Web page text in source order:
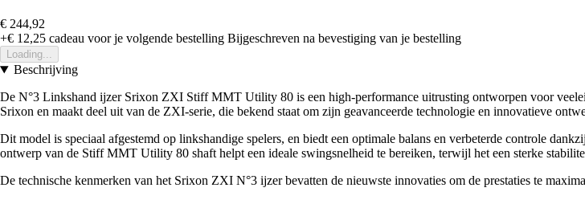
€ 244,92
+€ 12,25 cadeau voor je volgende bestelling Bijgeschreven na bevestiging van je bestelling
Loading...
Beschrijving
De N°3 Linkshand ijzer Srixon ZXI Stiff MMT Utility 80 is een high-performance uitrusting ontworpen voor
Srixon en maakt deel uit van de ZXI-serie, die bekend staat om zijn geavanceerde technologie en innovatieve
Dit model is speciaal afgestemd op linkshandige spelers, en biedt een optimale balans en verbeterde controle
ontwerp van de Stiff MMT Utility 80 shaft helpt een ideale swingsnelheid te bereiken, terwijl het een sterke
De technische kenmerken van het Srixon ZXI N°3 ijzer bevatten de nieuwste innovaties om de prestaties te